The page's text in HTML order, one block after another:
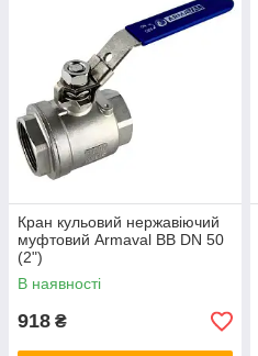
Кран кульовий нержавіючий
муфтовий Armaval ВВ DN 50
(2")
В наявності
918 ₴